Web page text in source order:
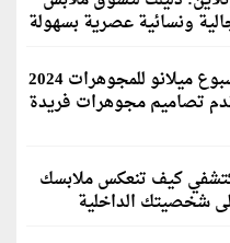
ونسائية عصرية بسهولة
أسبوع ميلانو للمجوهرات 2024
تصاميم مجوهرات فريدة
كيف تنعكس ملابسك
شخصيتك الداخلية